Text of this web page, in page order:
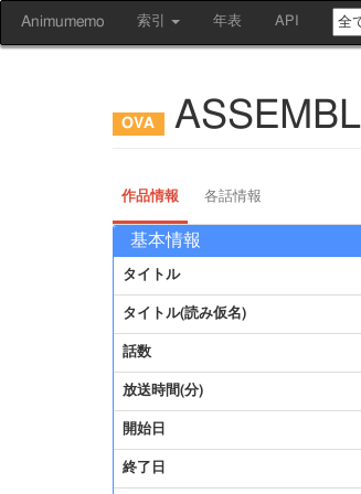
Animumemo 索引 年表 API
作品情報 各話情報
基本情報
タイトル
タイトル(読み仮名)
話数
放送時間(分)
開始日
終了日